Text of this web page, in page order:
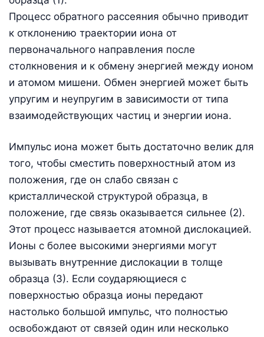
Процесс обратного рассеяния обычно приводит
к отклонению траектории иона от
первоначального направления после
столкновения и к обмену энергией между ионом
и атомом мишени. Обмен энергией может быть
упругим и неупругим в зависимости от типа
взаимодействующих частиц и энергии иона.
Импульс иона может быть достаточно велик для
того, чтобы сместить поверхностный атом из
положения, где он слабо связан с
кристаллической структурой образца, в
положение, где связь оказывается сильнее (2).
Этот процесс называется атомной дислокацией.
Ионы с более высокими энергиями могут
вызывать внутренние дислокации в толще
образца (3). Если соударяющиеся с
поверхностью образца ионы передают
настолько большой импульс, что полностью
освобождают от связей один или несколько